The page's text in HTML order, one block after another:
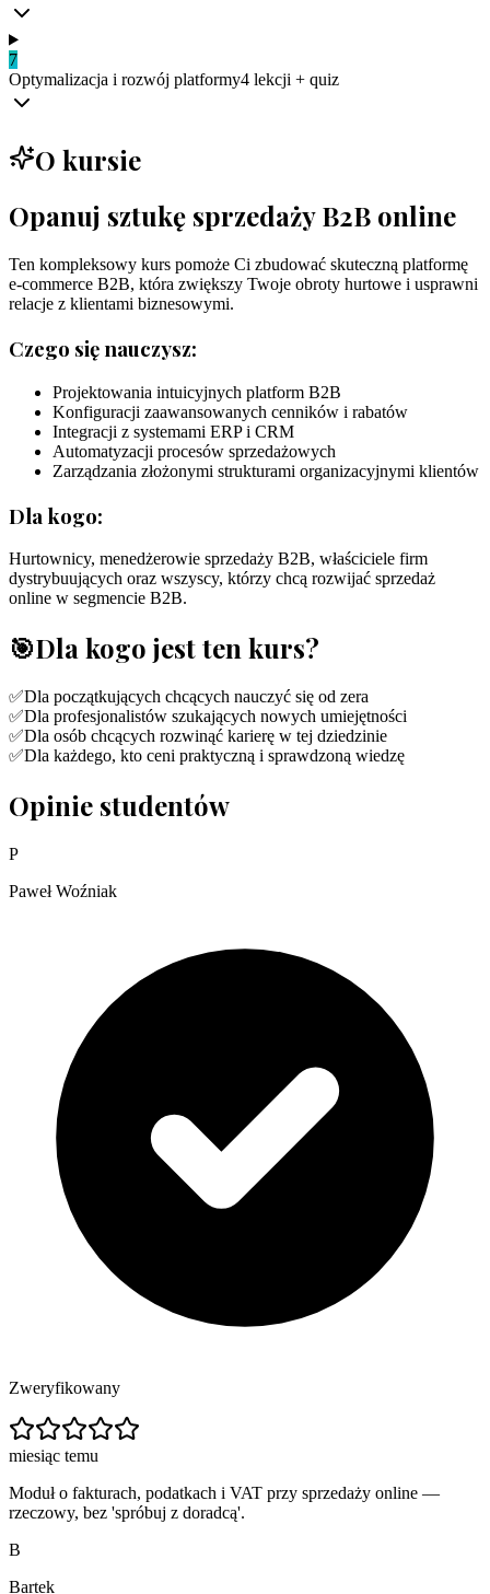
7
Optymalizacja i rozwój platformy4 lekcji + quiz
O kursie
Opanuj sztukę sprzedaży B2B online
Ten kompleksowy kurs pomoże Ci zbudować skuteczną platformę
e-commerce B2B, która zwiększy Twoje obroty hurtowe i usprawni
relacje z klientami biznesowymi.
Czego się nauczysz:
Projektowania intuicyjnych platform B2B
Konfiguracji zaawansowanych cenników i rabatów
Integracji z systemami ERP i CRM
Automatyzacji procesów sprzedażowych
Zarządzania złożonymi strukturami organizacyjnymi klientów
Dla kogo:
Hurtownicy, menedżerowie sprzedaży B2B, właściciele firm
dystrybuujących oraz wszyscy, którzy chcą rozwijać sprzedaż
online w segmencie B2B.
🎯Dla kogo jest ten kurs?
✅Dla początkujących chcących nauczyć się od zera
✅Dla profesjonalistów szukających nowych umiejętności
✅Dla osób chcących rozwinąć karierę w tej dziedzinie
✅Dla każdego, kto ceni praktyczną i sprawdzoną wiedzę
Opinie studentów
P
Paweł Woźniak
Zweryfikowany
miesiąc temu
Moduł o fakturach, podatkach i VAT przy sprzedaży online —
rzeczowy, bez 'spróbuj z doradcą'.
B
Bartek